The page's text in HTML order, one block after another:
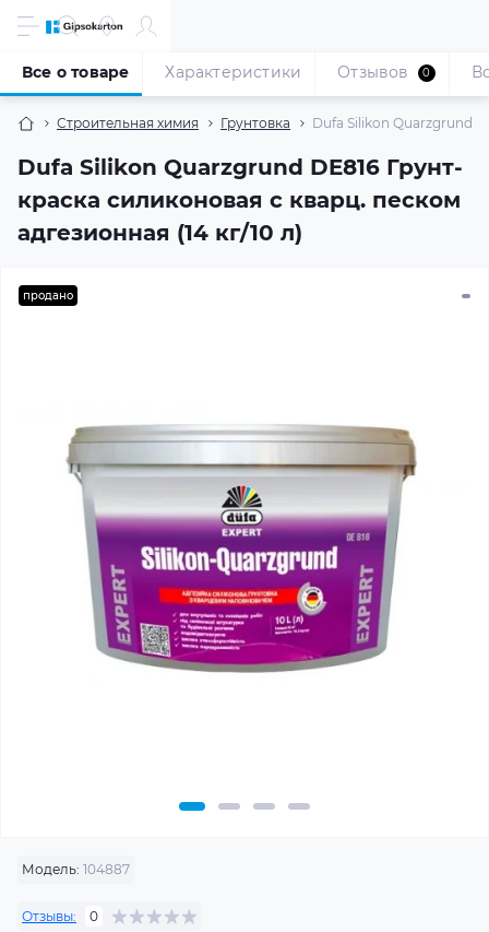
Строительная химия Грунтовка Dufa Silikon Quarzgrund
Dufa Silikon Quarzgrund DE816 Грунт-
краска силиконовая с кварц. песком
адгезионная (14 кг/10 л)
Все о товаре Характеристики Отзывов 0
продано
Модель: 104887
Отзывы: 0